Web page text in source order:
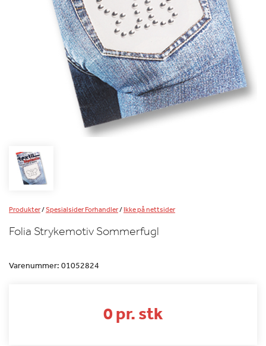
Produkter/Spesialsider Forhandler/Ikke på nettsider
Folia Strykemotiv Sommerfugl
Varenummer: 01052824
0 pr. stk